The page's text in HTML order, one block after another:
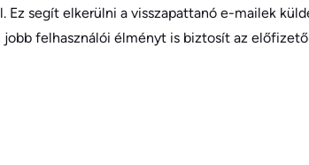
segít elkerülni a visszapattanó e-mailek
felhasználói élményt is biztosít az